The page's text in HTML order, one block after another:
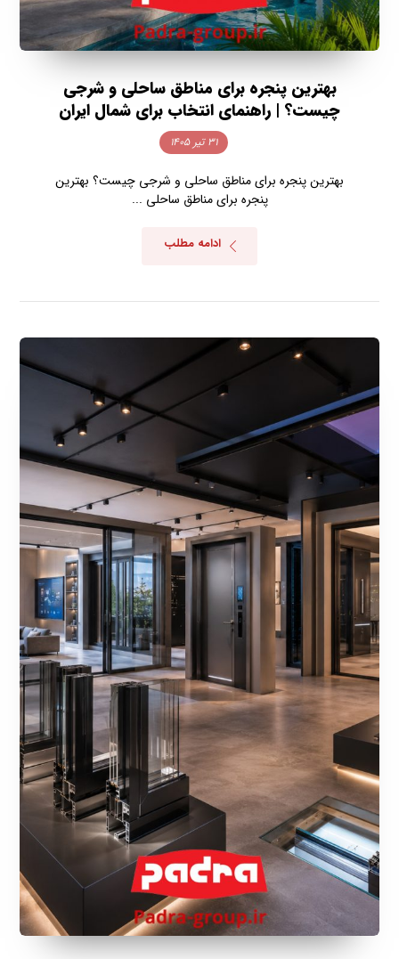
بهترین پنجره برای مناطق ساحلی و شرجی
چیست؟ | راهنمای انتخاب برای شمال ایران
۳۱ تیر ۱۴۰۵
بهترین پنجره برای مناطق ساحلی و شرجی چیست؟ بهترین
پنجره برای مناطق ساحلی ...
ادامه مطلب